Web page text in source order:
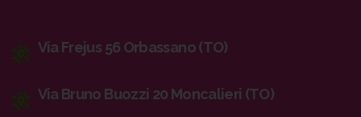
Via Frejus 56 Orbassano (TO)
Via Bruno Buozzi 20 Moncalieri (TO)